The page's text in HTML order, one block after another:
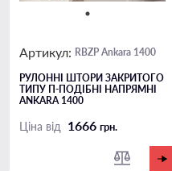
Артикул: RBZP Ankara 1400
РУЛОННІ ШТОРИ ЗАКРИТОГО
ТИПУ П-ПОДIБНІ НАПРЯМНІ
ANKARA 1400
Ціна від 1666 грн.